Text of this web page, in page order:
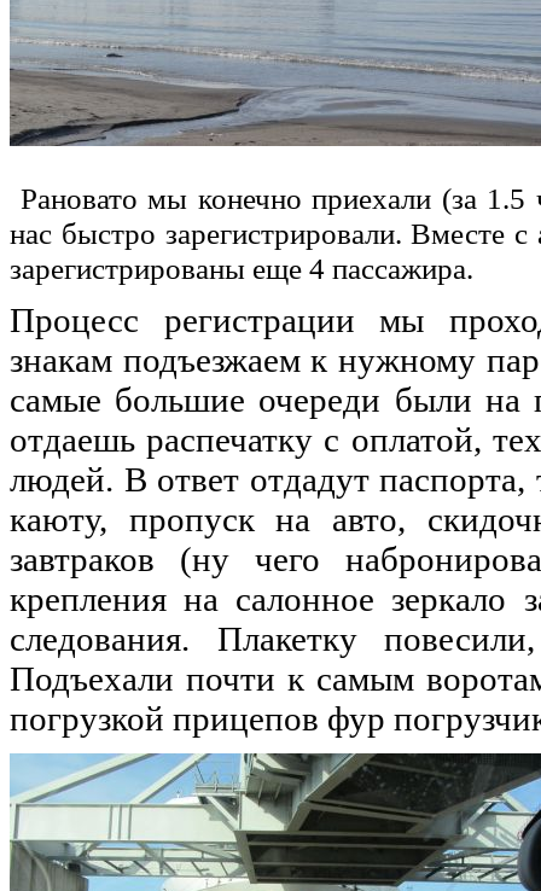
Рановато мы конечно приехали (за
нас быстро зарегистрировали. Вместе
зарегистрированы еще 4 пассажира.
Процесс регистрации мы
знакам подъезжаем к нужному
самые большие очереди были
отдаешь распечатку с оплатой,
людей. В ответ отдадут паспорта,
каюту, пропуск на авто,
завтраков (ну чего
крепления на салонное зеркало
следования. Плакетку
Подъехали почти к самым
погрузкой прицепов фур